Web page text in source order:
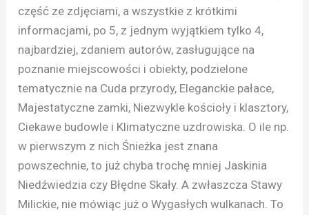
część ze zdjęciami, a wszystkie z krótkimi
informacjami, po 5, z jednym wyjątkiem tylko 4,
najbardziej, zdaniem autorów, zasługujące na
poznanie miejscowości i obiekty, podzielone
tematycznie na Cuda przyrody, Eleganckie pałace,
Majestatyczne zamki, Niezwykle kościoły i klasztory,
Ciekawe budowle i Klimatyczne uzdrowiska. O ile np.
w pierwszym z nich Śnieżka jest znana
powszechnie, to już chyba trochę mniej Jaskinia
Niedźwiedzia czy Błędne Skały. A zwłaszcza Stawy
Milickie, nie mówiąc już o Wygasłych wulkanach. To